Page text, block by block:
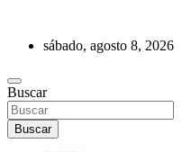
contenidosábado, agosto 8, 2026
REVISTA DE PRENSA
Buscar
Buscar